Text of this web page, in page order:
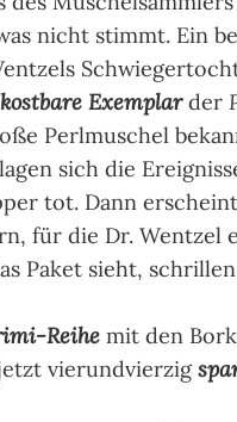
nicht stimmt. Ein
kostbare Exemplarder
Perlmuschel
sich die
tot. Dann
für die Dr. Wentzel
Paket sieht,
Reihe mit den
vierundvierzig